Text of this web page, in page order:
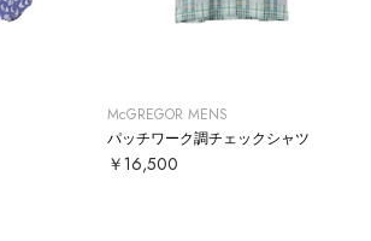
McGREGOR MENS
パッチワーク調チェックシャツ
￥16,500